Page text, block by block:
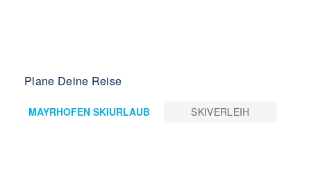
Plane Deine Reise
MAYRHOFEN SKIURLAUB SKIVERLEIH